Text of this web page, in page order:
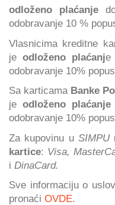
odloženo plaćanje
odobravanje 10 %
Vlasnicima kreditne
je odloženo plaćanje
odobravanje 10%
Sa karticama Banke
je odloženo plaćanje
odobravanje 10%
Za kupovinu u SIMPU
kartice: Visa,
i DinaCard.
Sve informaciju o
pronaći OVDE.